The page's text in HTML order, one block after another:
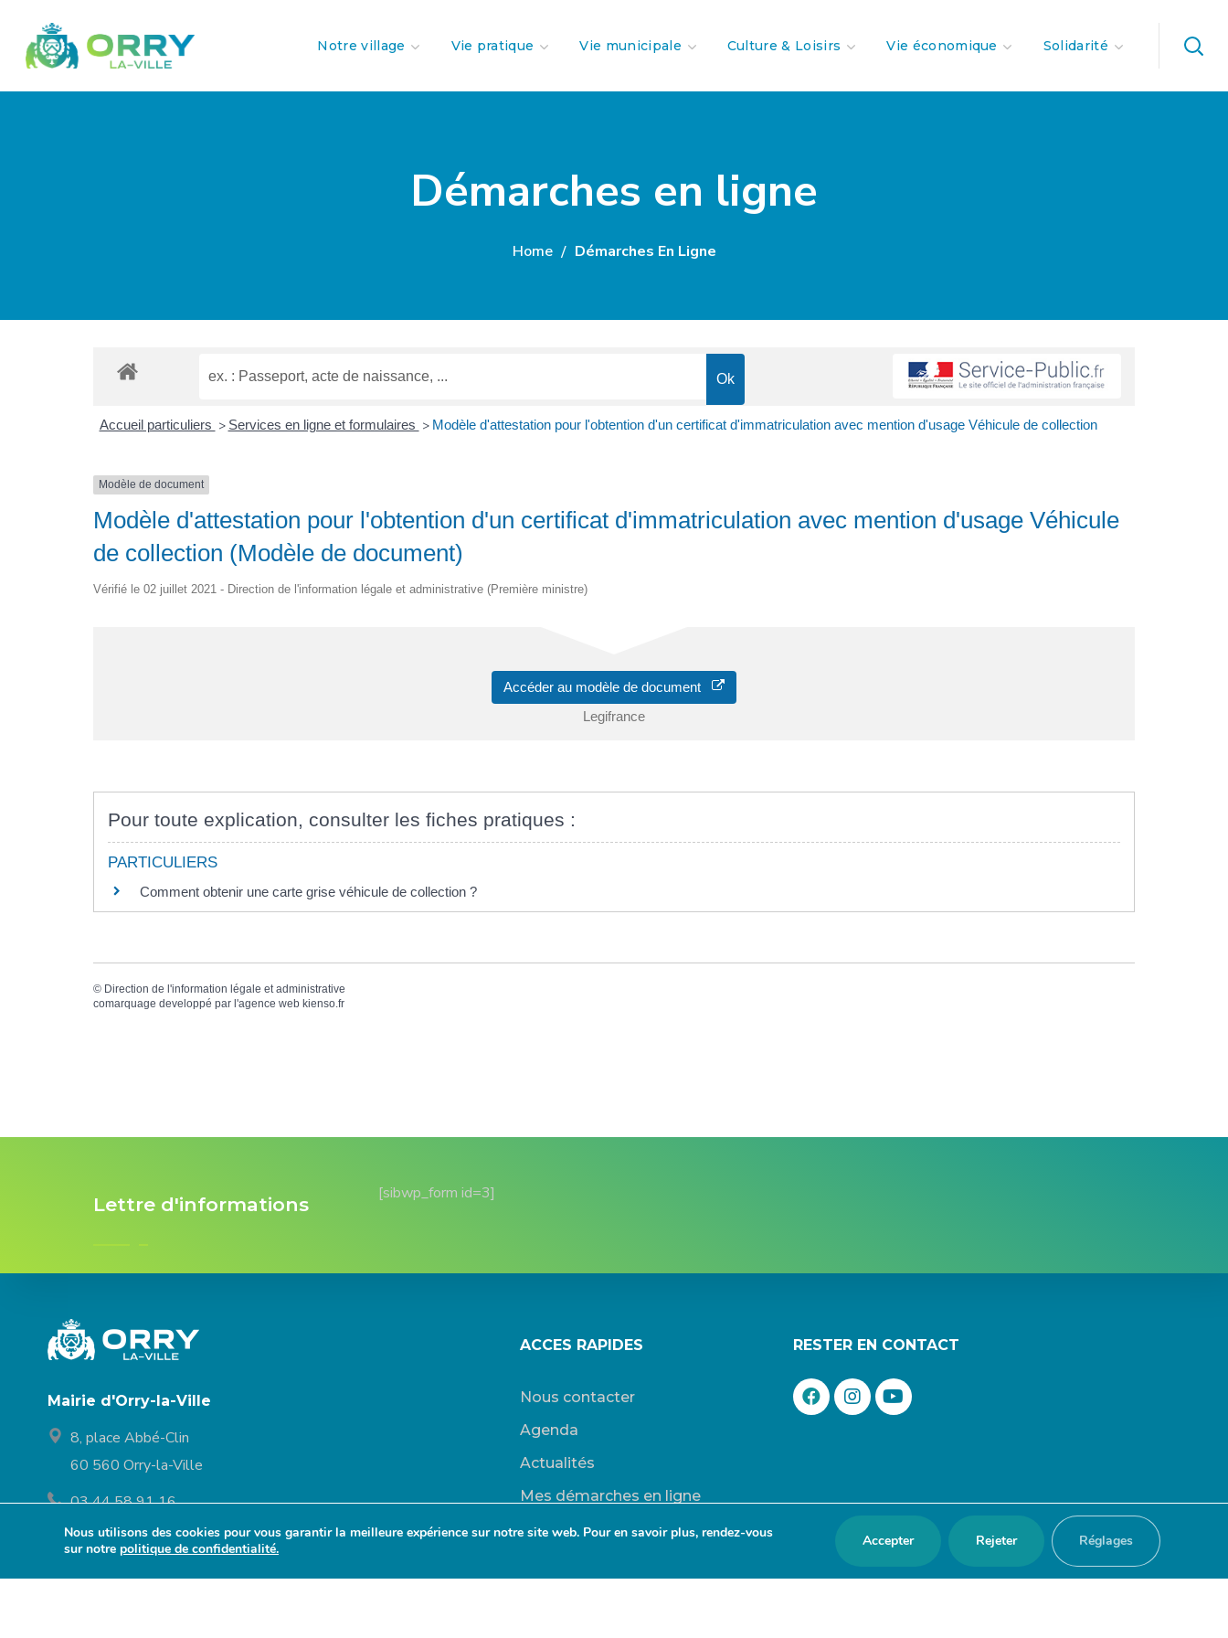
Notre village Vie pratique Vie municipale Culture & Loisirs Vie économique Solidarité
Démarches en ligne
Home Démarches En Ligne
Accueil particuliers > Services en ligne et formulaires > Modèle d'attestation pour l'obtention d'un certificat d'immatriculation avec mention d'usage Véhicule de collection
Modèle de document
Modèle d'attestation pour l'obtention d'un certificat d'immatriculation avec mention d'usage Véhicule
de collection (Modèle de document)
Vérifié le 02 juillet 2021 - Direction de l'information légale et administrative (Première ministre)
Accéder au modèle de document
Legifrance
Pour toute explication, consulter les fiches pratiques :
PARTICULIERS
Comment obtenir une carte grise véhicule de collection ?
© Direction de l'information légale et administrative
comarquage developpé par l'agence web kienso.fr
Lettre d'informations [sibwp_form id=3]
Mairie d'Orry-la-Ville
8, place Abbé-Clin
60 560 Orry-la-Ville
03 44 58 91 16
Lundi : 14h30 - 17h30
ACCES RAPIDES
Nous contacter
Agenda
Actualités
Mes démarches en ligne
Découvrir Orry-la-Ville
RESTER EN CONTACT
Nous utilisons des cookies pour vous garantir la meilleure expérience sur notre site web. Pour en savoir plus, rendez-vous
sur notre politique de confidentialité. Accepter Rejeter Réglages